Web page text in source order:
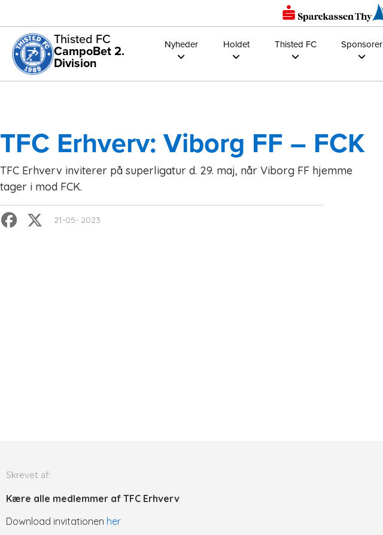
Thisted FC
CampoBet 2.
Division
Nyheder Holdet Thisted FC Sponsorer
TFC Erhverv: Viborg FF – FCK
TFC Erhverv inviterer på superligatur d. 29. maj, når Viborg FF hjemme
tager i mod FCK.
21-05- 2023
Skrevet af:
Kære alle medlemmer af TFC Erhverv
Download invitationen her